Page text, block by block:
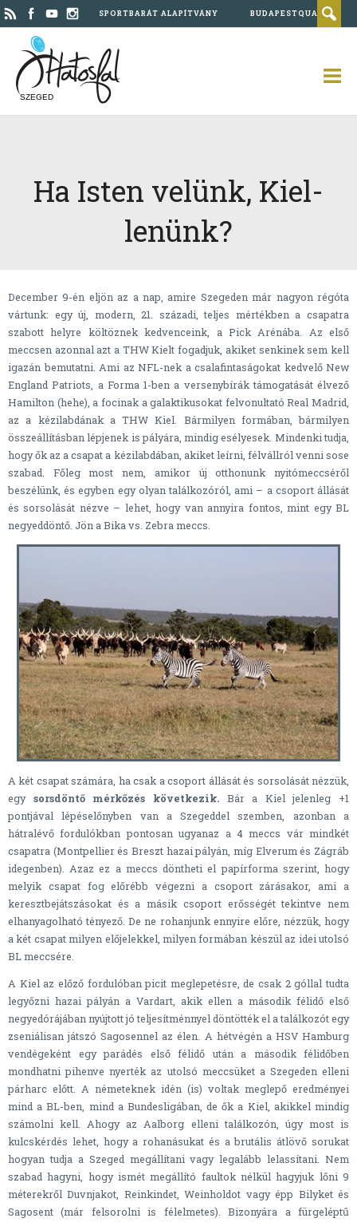
SPORTBARÁT ALAPÍTVÁNY BUDAPESTQUAD
SZEGED
Ha Isten velünk, Kiel-
lenünk?
December 9-én eljön az a nap, amire Szegeden már nagyon régóta
vártunk: egy új, modern, 21. századi, teljes mértékben a csapatra
szabott helyre költöznek kedvenceink, a Pick Arénába. Az első
meccsen azonnal azt a THW Kielt fogadjuk, akiket senkinek sem kell
igazán bemutatni. Ami az NFL-nek a csalafintaságokat kedvelő New
England Patriots, a Forma 1-ben a versenybírák támogatását élvező
Hamilton (hehe), a focinak a galaktikusokat felvonultató Real Madrid,
az a kézilabdának a THW Kiel. Bármilyen formában, bármilyen
összeállításban lépjenek is pályára, mindig esélyesek. Mindenki tudja,
hogy ők az a csapat a kézilabdában, akiket leírni, félvállról venni sose
szabad. Főleg most nem, amikor új otthonunk nyitómeccséről
beszélünk, és egyben egy olyan találkozóról, ami – a csoport állását
és sorsolását nézve – lehet, hogy van annyira fontos, mint egy BL
negyeddöntő. Jön a Bika vs. Zebra meccs.
A két csapat számára, ha csak a csoport állását és sorsolását nézzük,
egy sorsdöntő mérkőzés következik. Bár a Kiel jelenleg +1
pontjával lépéselőnyben van a Szegeddel szemben, azonban a
hátralévő fordulókban pontosan ugyanaz a 4 meccs vár mindkét
csapatra (Montpellier és Breszt hazai pályán, míg Elverum és Zágráb
idegenben). Azaz ez a meccs döntheti el papírforma szerint, hogy
melyik csapat fog előrébb végezni a csoport zárásakor, ami a
keresztbejátszásokat és a másik csoport erősségét tekintve nem
elhanyagolható tényező. De ne rohanjunk ennyire előre, nézzük, hogy
a két csapat milyen előjelekkel, milyen formában készül az idei utolsó
BL meccsére.
A Kiel az előző fordulóban picit meglepetésre, de csak 2 góllal tudta
legyőzni hazai pályán a Vardart, akik ellen a második félidő első
negyedórájában nyújtott jó teljesítménnyel döntötték el a találkozót egy
zseniálisan játszó Sagosennel az élen. A hétvégén a HSV Hamburg
vendégeként egy parádés első félidő után a második félidőben
mondhatni pihenve nyerték az utolsó meccsüket a Szegeden elleni
párharc előtt. A németeknek idén (is) voltak meglepő eredményei
mind a BL-ben, mind a Bundesligában, de ők a Kiel, akikkel mindig
számolni kell. Ahogy az Aalborg elleni találkozón, úgy most is
kulcskérdés lehet, hogy a rohanásukat és a brutális átlövő sorukat
hogyan tudja a Szeged megállítani vagy legalább lelassítani. Nem
szabad hagyni, hogy ismét megállító faultok nélkül hagyjuk lőni 9
méterekről Duvnjakot, Reinkindet, Weinholdot vagy épp Bilyket és
Sagosent (már felsorolni is félelmetes). Bizonyára a fürgeléptű